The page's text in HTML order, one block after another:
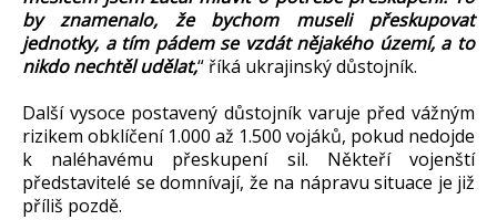
by znamenalo, že bychom museli přeskupovat
jednotky, a tím pádem se vzdát nějakého území, a to
nikdo nechtěl udělat,“ říká ukrajinský důstojník.
Další vysoce postavený důstojník varuje před vážným
rizikem obklíčení 1.000 až 1.500 vojáků, pokud nedojde
k naléhavému přeskupení sil. Někteří vojenští
představitelé se domnívají, že na nápravu situace je již
příliš pozdě.